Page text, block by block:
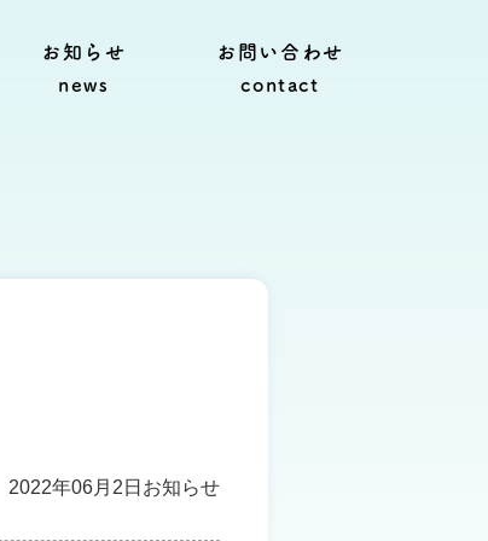
お知らせ
news
お問い合わせ
contact
2022年06月2日 お知らせ